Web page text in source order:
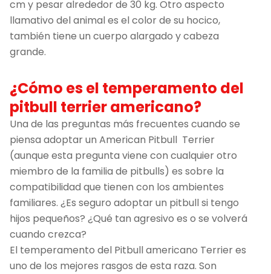
cm y pesar alrededor de 30 kg. Otro aspecto
llamativo del animal es el color de su hocico,
también tiene un cuerpo alargado y cabeza
grande.
¿Cómo es el temperamento del
pitbull terrier americano?
Una de las preguntas más frecuentes cuando se
piensa adoptar un American Pitbull Terrier
(aunque esta pregunta viene con cualquier otro
miembro de la familia de pitbulls) es sobre la
compatibilidad que tienen con los ambientes
familiares. ¿Es seguro adoptar un pitbull si tengo
hijos pequeños? ¿Qué tan agresivo es o se volverá
cuando crezca?
El temperamento del Pitbull americano Terrier es
uno de los mejores rasgos de esta raza. Son